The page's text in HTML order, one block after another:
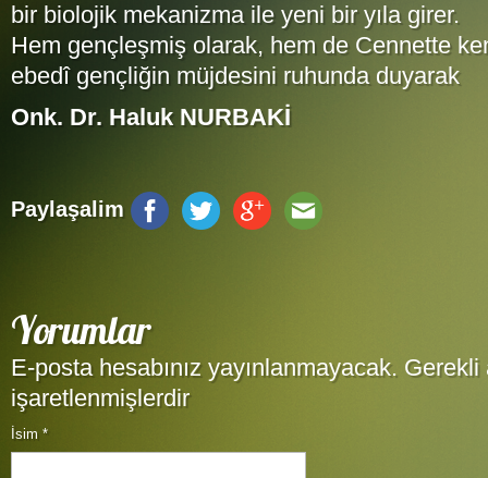
bir biolojik mekanizma ile yeni bir yıla girer.
Hem gençleşmiş olarak, hem de Cennette
ebedî gençliğin müjdesini ruhunda duyarak
Onk. Dr. Haluk NURBAKİ
Paylaşalim
Yorumlar
E-posta hesabınız yayınlanmayacak.
işaretlenmişlerdir
İsim *